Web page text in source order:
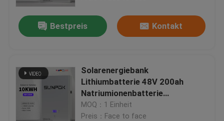
Produkte
Bestpreis Kontakt
Solarenergiebank
Lithiumbatterie 48V 200ah
Natriumionenbatterie
Energiespeicherbatterie
MOQ：1 Einheit
Preis：Face to face